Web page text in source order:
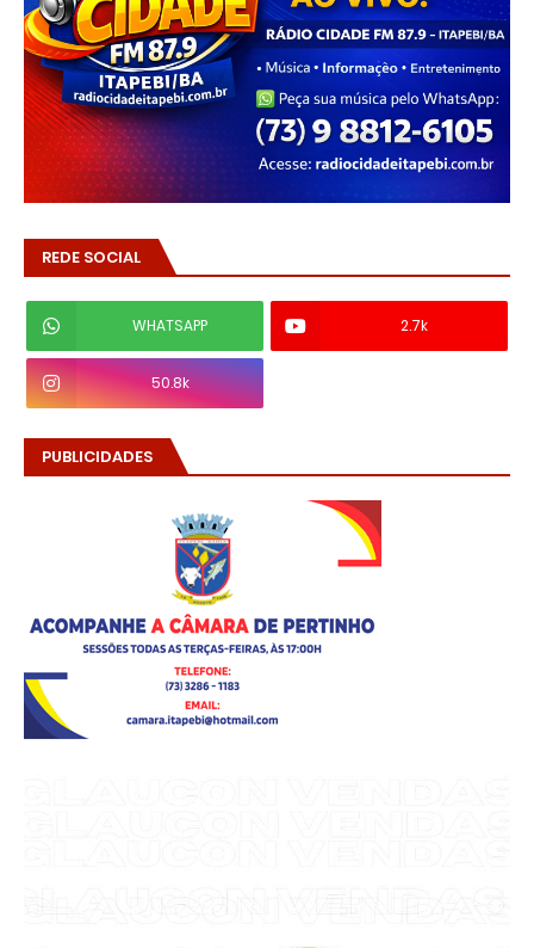
REDE SOCIAL
WHATSAPP 2.7k
50.8k
PUBLICIDADES